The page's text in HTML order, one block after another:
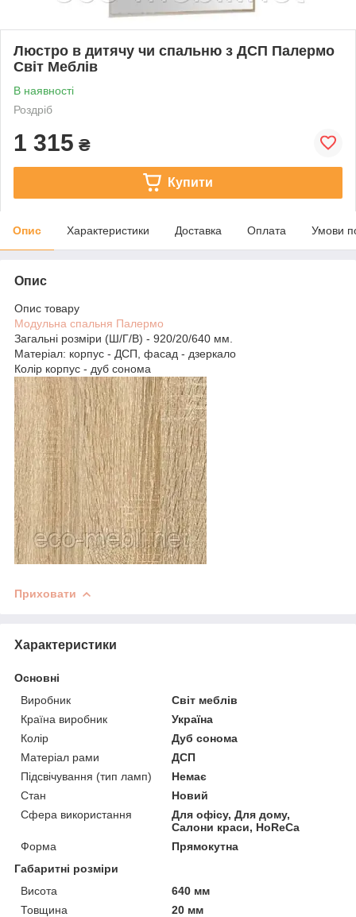
Люстро в дитячу чи спальню з ДСП Палермо
Світ Меблів
В наявності
Роздріб
1 315 ₴
Купити
Опис Характеристики Доставка Оплата Умови
Опис
Опис товару
Модульна спальня Палермо
Загальні розміри (Ш/Г/В) - 920/20/640 мм.
Матеріал: корпус - ДСП, фасад - дзеркало
Колір корпус - дуб сонома
Приховати
Характеристики
Основні
Виробник
Світ меблів
Країна виробник
Україна
Колір
Дуб сонома
Матеріал рами
ДСП
Підсвічування (тип ламп)
Немає
Стан
Новий
Сфера використання
Для офісу, Для дому,
Салони краси, HoReCa
Форма
Прямокутна
Габаритні розміри
Висота
640 мм
Товщина
20 мм